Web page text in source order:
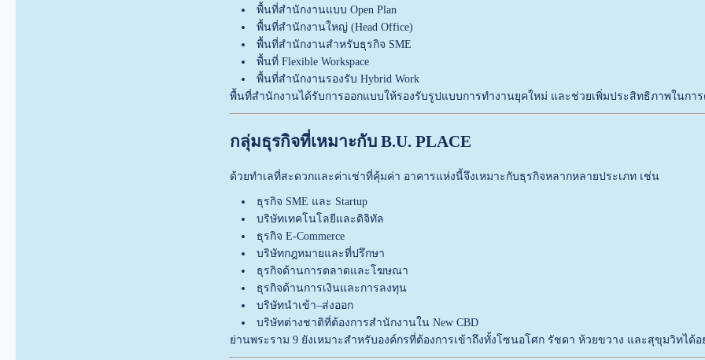
พื้นที่สำนักงานแบบ Open Plan
พื้นที่สำนักงานใหญ่ (Head Office)
พื้นที่สำนักงานสำหรับธุรกิจ SME
พื้นที่ Flexible Workspace
พื้นที่สำนักงานรองรับ Hybrid Work
พื้นที่สำนักงานได้รับการออกแบบให้รองรับรูปแบบการทำงานยุคใหม่ และช่วยเพิ่มประสิทธิภาพในกา
กลุ่มธุรกิจที่เหมาะกับ B.U. PLACE
ด้วยทำเลที่สะดวกและค่าเช่าที่คุ้มค่า อาคารแห่งนี้จึงเหมาะกับธุรกิจหลากหลายประเภท เช่น
ธุรกิจ SME และ Startup
บริษัทเทคโนโลยีและดิจิทัล
ธุรกิจ E-Commerce
บริษัทกฎหมายและที่ปรึกษา
ธุรกิจด้านการตลาดและโฆษณา
ธุรกิจด้านการเงินและการลงทุน
บริษัทนำเข้า–ส่งออก
บริษัทต่างชาติที่ต้องการสำนักงานใน New CBD
ย่านพระราม 9 ยังเหมาะสำหรับองค์กรที่ต้องการเข้าถึงทั้งโซนอโศก รัชดา ห้วยขวาง และสุขุมวิทได้อ